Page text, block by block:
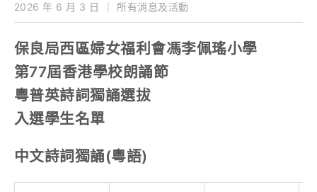
聯絡我們
2026 年 6 月 3 日 所有消息及活動
保良局西區婦女福利會馮李佩瑤小學
第77屆香港學校朗誦節
粵普英詩詞獨誦選拔
入選學生名單
中文詩詞獨誦(粵語)